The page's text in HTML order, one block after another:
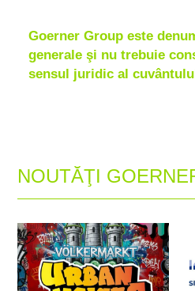
Goerner Group este
generale şi nu trebuie
sensul juridic al
NOUTĂŢI